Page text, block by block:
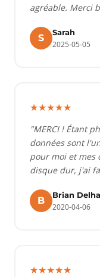
agréable. Merci
S
Sarah
2025-05-05
★★★★★
"MERCI ! Étant
données sont
pour moi et mes
disque dur, j'ai
B
Brian
2020-04-06
★★★★★